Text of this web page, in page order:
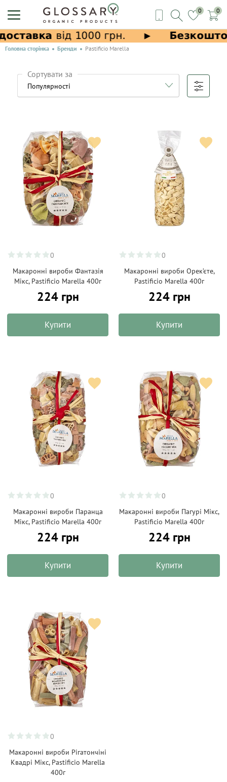
0 0
Головна сторінка Бренди Pastificio Marella
Сортувати за
0
Макаронні вироби Фантазія
Мікс, Pastificio Marella 400г
224 грн
Купити
0
Макаронні вироби Орек’єте,
Pastificio Marella 400г
224 грн
Купити
0
Макаронні вироби Паранца
Мікс, Pastificio Marella 400г
224 грн
Купити
0
Макаронні вироби Пагурі Мікс,
Pastificio Marella 400г
224 грн
Купити
0
Макаронні вироби Рігатончіні
Квадрі Мікс, Pastificio Marella
400г